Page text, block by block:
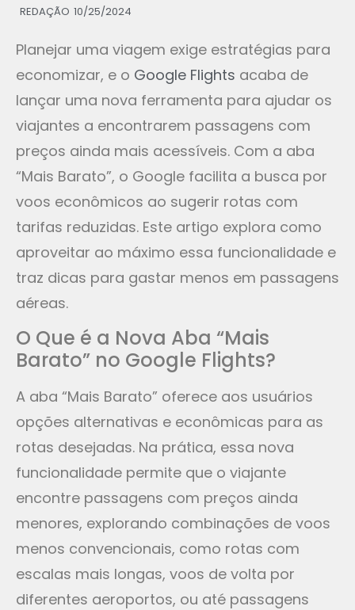
REDAÇÃO 10/25/2024
Planejar uma viagem exige estratégias para
economizar, e o Google Flights acaba de
lançar uma nova ferramenta para ajudar os
viajantes a encontrarem passagens com
preços ainda mais acessíveis. Com a aba
“Mais Barato”, o Google facilita a busca por
voos econômicos ao sugerir rotas com
tarifas reduzidas. Este artigo explora como
aproveitar ao máximo essa funcionalidade e
traz dicas para gastar menos em passagens
aéreas.
O Que é a Nova Aba “Mais
Barato” no Google Flights?
A aba “Mais Barato” oferece aos usuários
opções alternativas e econômicas para as
rotas desejadas. Na prática, essa nova
funcionalidade permite que o viajante
encontre passagens com preços ainda
menores, explorando combinações de voos
menos convencionais, como rotas com
escalas mais longas, voos de volta por
diferentes aeroportos, ou até passagens